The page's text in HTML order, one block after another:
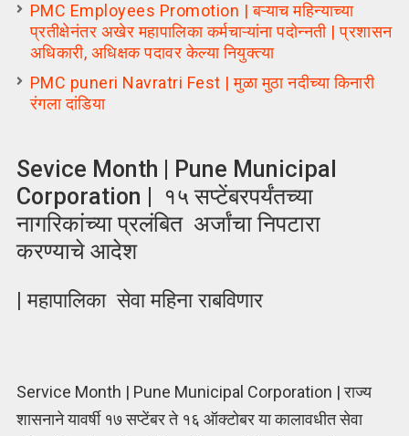
PMC Employees Promotion | बऱ्याच महिन्याच्या
प्रतीक्षेनंतर अखेर महापालिका कर्मचाऱ्यांना पदोन्नती | प्रशासन
अधिकारी, अधिक्षक पदावर केल्या नियुक्त्या
PMC puneri Navratri Fest | मुळा मुठा नदीच्या किनारी
रंगला दांडिया
Sevice Month | Pune Municipal
Corporation | १५ सप्टेंबरपर्यंतच्या
नागरिकांच्या प्रलंबित अर्जांचा निपटारा
करण्याचे आदेश
| महापालिका सेवा महिना राबविणार
Service Month | Pune Municipal Corporation | राज्य
शासनाने यावर्षी १७ सप्टेंबर ते १६ ऑक्टोबर या कालावधीत सेवा